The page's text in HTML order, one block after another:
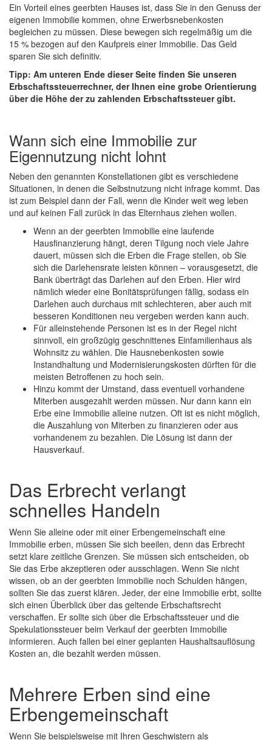
Ein Vorteil eines geerbten Hauses ist, dass Sie in den Genuss der
eigenen Immobilie kommen, ohne Erwerbsnebenkosten
begleichen zu müssen. Diese bewegen sich regelmäßig um die
15 % bezogen auf den Kaufpreis einer Immobilie. Das Geld
sparen Sie sich definitiv.
Tipp: Am unteren Ende dieser Seite finden Sie unseren
Erbschaftssteuerrechner, der Ihnen eine grobe Orientierung
über die Höhe der zu zahlenden Erbschaftssteuer gibt.
Wann sich eine Immobilie zur
Eigennutzung nicht lohnt
Neben den genannten Konstellationen gibt es verschiedene
Situationen, in denen die Selbstnutzung nicht infrage kommt. Das
ist zum Beispiel dann der Fall, wenn die Kinder weit weg leben
und auf keinen Fall zurück in das Elternhaus ziehen wollen.
Wenn an der geerbten Immobilie eine laufende
Hausfinanzierung hängt, deren Tilgung noch viele Jahre
dauert, müssen sich die Erben die Frage stellen, ob Sie
sich die Darlehensrate leisten können – vorausgesetzt, die
Bank überträgt das Darlehen auf den Erben. Hier wird
nämlich wieder eine Bonitätsprüfungen fällig, sodass ein
Darlehen auch durchaus mit schlechteren, aber auch mit
besseren Konditionen neu vergeben werden kann auch.
Für alleinstehende Personen ist es in der Regel nicht
sinnvoll, ein großzügig geschnittenes Einfamilienhaus als
Wohnsitz zu wählen. Die Hausnebenkosten sowie
Instandhaltung und Modernisierungskosten dürften für die
meisten Betroffenen zu hoch sein.
Hinzu kommt der Umstand, dass eventuell vorhandene
Miterben ausgezahlt werden müssen. Nur dann kann ein
Erbe eine Immobilie alleine nutzen. Oft ist es nicht möglich,
die Auszahlung von Miterben zu finanzieren oder aus
vorhandenem zu bezahlen. Die Lösung ist dann der
Hausverkauf.
Das Erbrecht verlangt
schnelles Handeln
Wenn Sie alleine oder mit einer Erbengemeinschaft eine
Immobilie erben, müssen Sie sich beeilen, denn das Erbrecht
setzt klare zeitliche Grenzen. Sie müssen sich entscheiden, ob
Sie das Erbe akzeptieren oder ausschlagen. Wenn Sie nicht
wissen, ob an der geerbten Immobilie noch Schulden hängen,
sollten Sie das zuerst klären. Jeder, der eine Immobilie erbt, sollte
sich einen Überblick über das geltende Erbschaftsrecht
verschaffen. Er sollte sich über die Erbschaftssteuer und die
Spekulationssteuer beim Verkauf der geerbten Immobilie
informieren. Auch fallen bei einer geplanten Haushaltsauflösung
Kosten an, die bezahlt werden müssen.
Mehrere Erben sind eine
Erbengemeinschaft
Wenn Sie beispielsweise mit Ihren Geschwistern als